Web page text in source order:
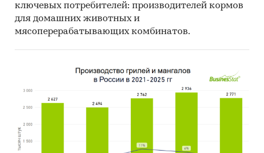
ключевых потребителей: производителей кормов
для домашних животных и
мясоперерабатывающих комбинатов.